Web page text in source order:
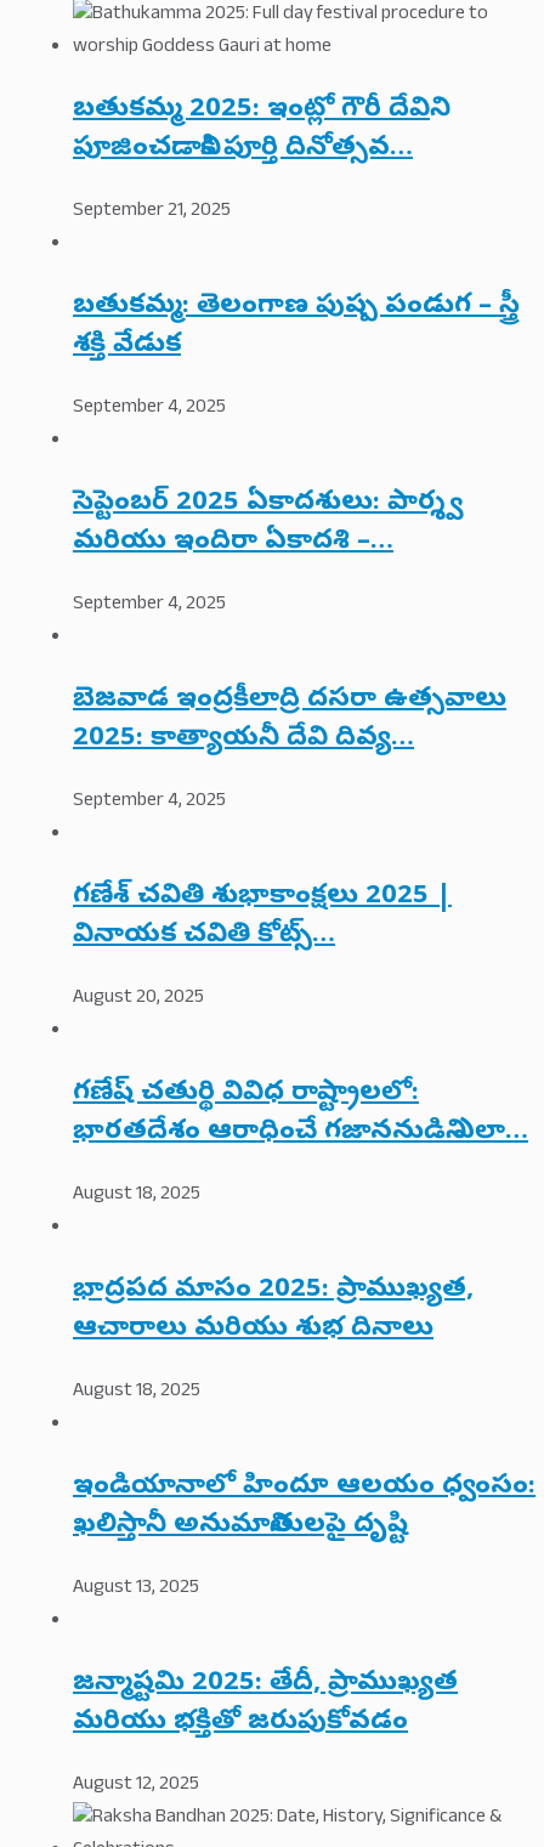
బతుకమ్మ 2025: ఇంట్లో గౌరీ దేవిని
పూజించడానికి పూర్తి దినోత్సవ…
September 21, 2025
బతుకమ్మ: తెలంగాణ పుష్ప పండుగ – స్త్రీ
శక్తి వేడుక
September 4, 2025
సెప్టెంబర్ 2025 ఏకాదశులు: పార్శ్వ
మరియు ఇందిరా ఏకాదశి –…
September 4, 2025
బెజవాడ ఇంద్రకీలాద్రి దసరా ఉత్సవాలు
2025: కాత్యాయనీ దేవి దివ్య…
September 4, 2025
గణేశ్ చవితి శుభాకాంక్షలు 2025 |
వినాయక చవితి కోట్స్…
August 20, 2025
గణేష్ చతుర్థి వివిధ రాష్ట్రాలలో:
భారతదేశం ఆరాధించే గజాననుడిని ఎలా…
August 18, 2025
భాద్రపద మాసం 2025: ప్రాముఖ్యత,
ఆచారాలు మరియు శుభ దినాలు
August 18, 2025
ఇండియానాలో హిందూ ఆలయం ధ్వంసం:
ఖలిస్తానీ అనుమానితులపై దృష్టి
August 13, 2025
జన్మాష్టమి 2025: తేదీ, ప్రాముఖ్యత
మరియు భక్తితో జరుపుకోవడం
August 12, 2025